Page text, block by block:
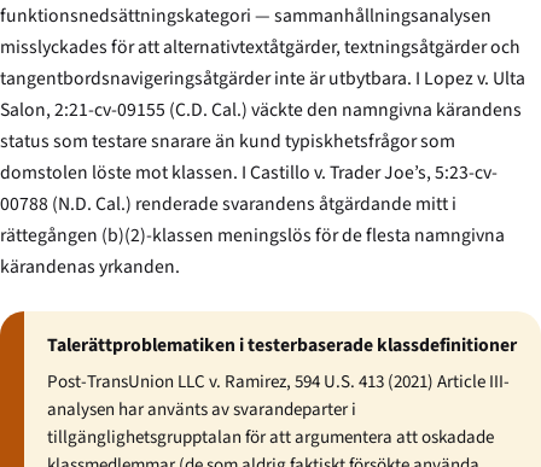
funktionsnedsättnings­kategori — sammanhållnings­analysen
misslyckades för att alternativtext­åtgärder, textnings­åtgärder och
tangentbordsnavigerings­åtgärder inte är utbytbara. I Lopez v. Ulta
Salon, 2:21-cv-09155 (C.D. Cal.) väckte den namngivna kärandens
status som testare snarare än kund typiskhetsfrågor som
domstolen löste mot klassen. ICastillo v. Trader Joe’s, 5:23-cv-
00788 (N.D. Cal.) renderade svarandens åtgärdande mitt i
rättegången (b)(2)-klassen meningslös för de flesta namngivna
kärandenas yrkanden.
Talerätt­problematiken i testerbaserade klassdefinitioner
Post-TransUnion LLC v. Ramirez, 594 U.S. 413 (2021) Article III-
analysen har använts av svarandeparter i
tillgänglighets­grupptalan för att argumentera att oskadade